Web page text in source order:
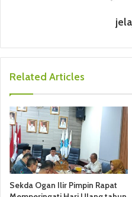
Related Articles
Sekda Ogan Ilir Pimpin Rapat